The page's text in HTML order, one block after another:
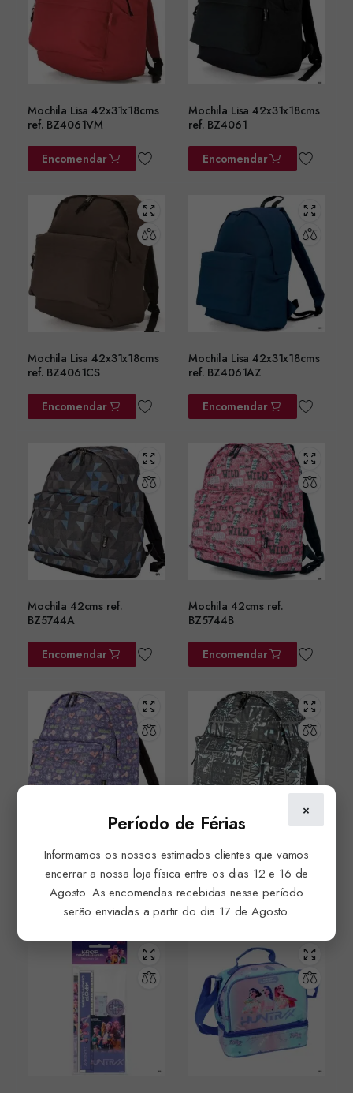
Mochila Lisa 42x31x18cms
ref. BZ4061VM
Encomendar
Mochila Lisa 42x31x18cms
ref. BZ4061
Encomendar
Mochila Lisa 42x31x18cms
ref. BZ4061CS
Encomendar
Mochila Lisa 42x31x18cms
ref. BZ4061AZ
Encomendar
Mochila 42cms ref.
BZ5744A
Encomendar
Mochila 42cms ref.
BZ5744B
Encomendar
Mochila 42cms ref.
BZ5744C
Encomendar
Mochila 42cms ref.
BZ5744D
Encomendar
×
Período de Férias
Informamos os nossos estimados clientes que vamos
encerrar a nossa loja física entre os dias 12 e 16 de
Agosto. As encomendas recebidas nesse período
serão enviadas a partir do dia 17 de Agosto.